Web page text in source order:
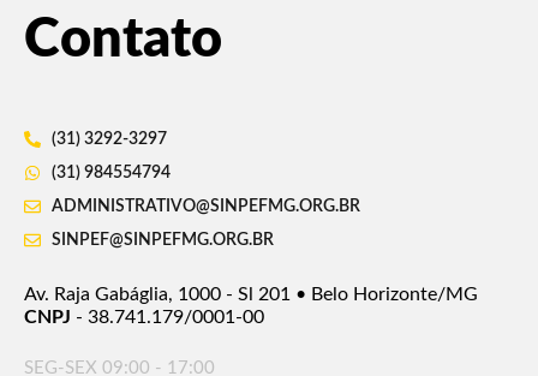
Contato
(31) 3292-3297
(31) 984554794
ADMINISTRATIVO@SINPEFMG.ORG.BR
SINPEF@SINPEFMG.ORG.BR
Av. Raja Gabáglia, 1000 - Sl 201 • Belo Horizonte/MG
CNPJ - 38.741.179/0001-00
SEG-SEX 09:00 - 17:00